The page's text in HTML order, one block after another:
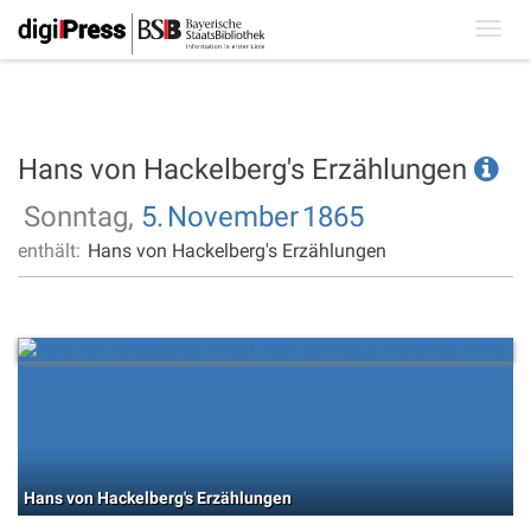
Hans von Hackelberg's Erzählungen
Sonntag, 5. November1865
enthält: Hans von Hackelberg's Erzählungen
Hans von Hackelberg's Erzählungen